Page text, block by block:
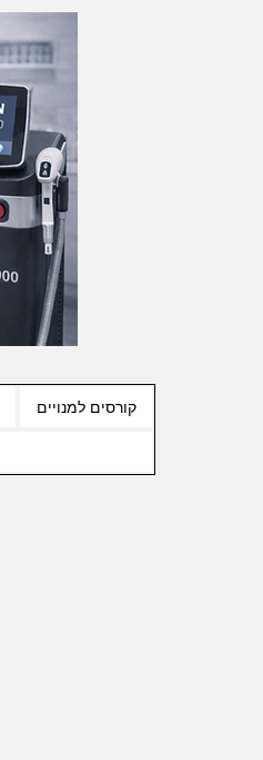
קורסים למנויים